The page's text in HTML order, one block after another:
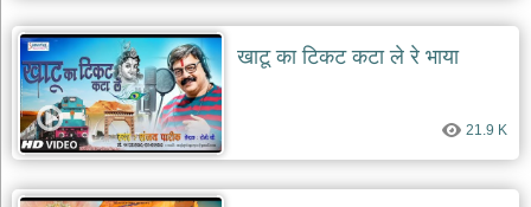
खाटू का टिकट कटा ले रे भाया
21.9 K